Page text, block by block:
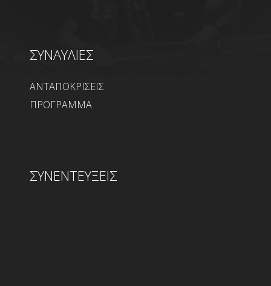
ΣΥΝΑΥΛΙΕΣ
ΑΝΤΑΠΟΚΡΙΣΕΙΣ
ΠΡΟΓΡΑΜΜΑ
ΣΥΝΕΝΤΕΥΞΕΙΣ